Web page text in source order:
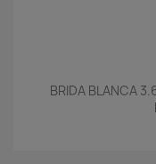
BRIDA BLANCA